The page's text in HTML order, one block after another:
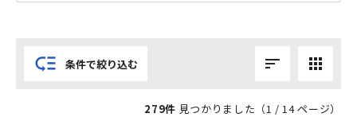
low_priority 条件で絞り込む sort apps
279件 見つかりました（1 / 14 ページ）